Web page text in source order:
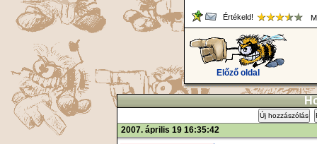
Értékeld!
Előző oldal
Új hozzászólás
2007. április 19 16:35:42